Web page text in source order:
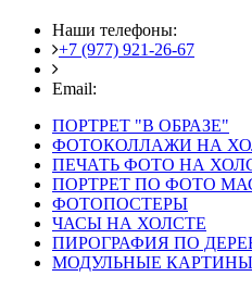
Наши телефоны:
+7 (977) 921-26-67
Email:
ПОРТРЕТ "В ОБРАЗЕ"
ФОТОКОЛЛАЖИ НА
ПЕЧАТЬ ФОТО НА
ПОРТРЕТ ПО ФОТО
ФОТОПОСТЕРЫ
ЧАСЫ НА ХОЛСТЕ
ПИРОГРАФИЯ ПО
МОДУЛЬНЫЕ КАРТИНЫ